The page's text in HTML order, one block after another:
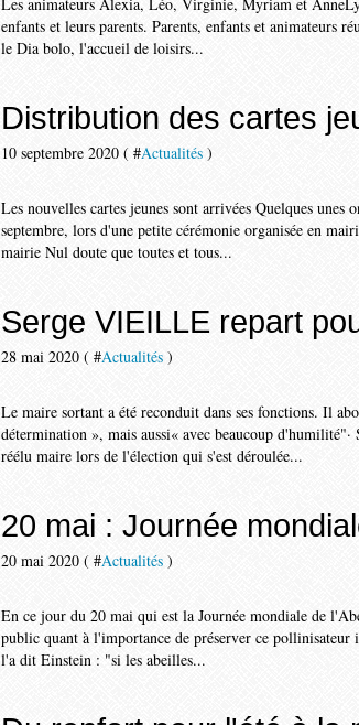
enfants et leurs parents. Parents, enfants et animateurs
le Dia bolo, l'accueil de loisirs...
Distribution des cartes
10 septembre 2020 ( #Actualités )
Les nouvelles cartes jeunes sont arrivées Quelques
septembre, lors d'une petite cérémonie organisée en
mairie Nul doute que toutes et tous...
Serge VIEILLE repart
28 mai 2020 ( #Actualités )
Le maire sortant a été reconduit dans ses fonctions. Il
détermination », mais aussi« avec beaucoup
réélu maire lors de l'élection qui s'est déroulée...
20 mai : Journée
20 mai 2020 ( #Actualités )
En ce jour du 20 mai qui est la Journée mondiale de
public quant à l'importance de préserver ce
l'a dit Einstein : "si les abeilles...